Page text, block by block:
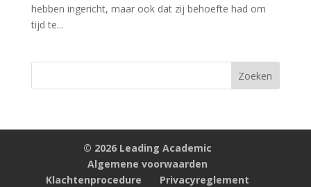
hebben ingericht, maar ook dat zij behoefte had om
tijd te...
Zoeken
© 2026 Leading Academic
Algemene voorwaarden
Klachtenprocedure
Privacyreglement